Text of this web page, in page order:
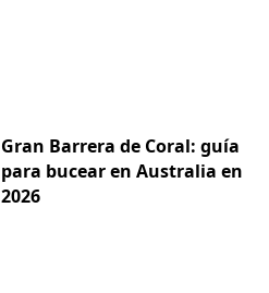
Gran Barrera de Coral: guía
para bucear en Australia en
2026